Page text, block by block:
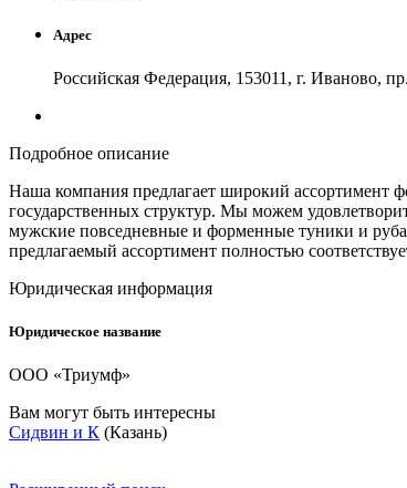
Адрес
Российская Федерация, 153011, г. Иваново,
Подробное описание
Наша компания предлагает широкий
государственных структур. Мы можем
мужские повседневные и форменные туники и
предлагаемый ассортимент полностью
Юридическая информация
Юридическое название
ООО «Триумф»
Вам могут быть интересны
Сидвин и К (Казань)